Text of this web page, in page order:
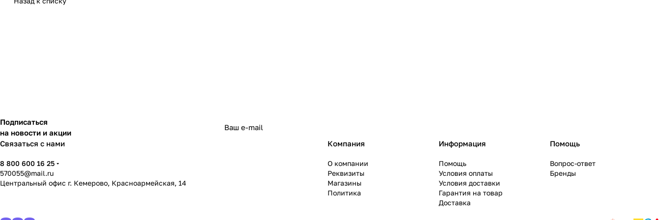
Подписаться
на новости и акции
Связаться с нами
8 800 600 16 25
570055@mail.ru
Центральный офис г. Кемерово, Красноармейская, 14
Компания
О компании
Реквизиты
Магазины
Политика
Информация
Помощь
Условия оплаты
Условия доставки
Гарантия на товар
Доставка
Помощь
Вопрос-ответ
Бренды